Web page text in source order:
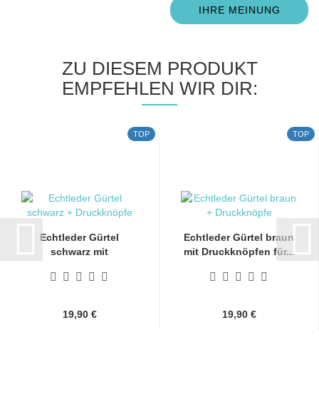
IHRE MEINUNG
ZU DIESEM PRODUKT
EMPFEHLEN WIR DIR:
TOP
Echtleder Gürtel
schwarz mit
19,90 €
TOP
Echtleder Gürtel braun
mit Druckknöpfen für...
19,90 €